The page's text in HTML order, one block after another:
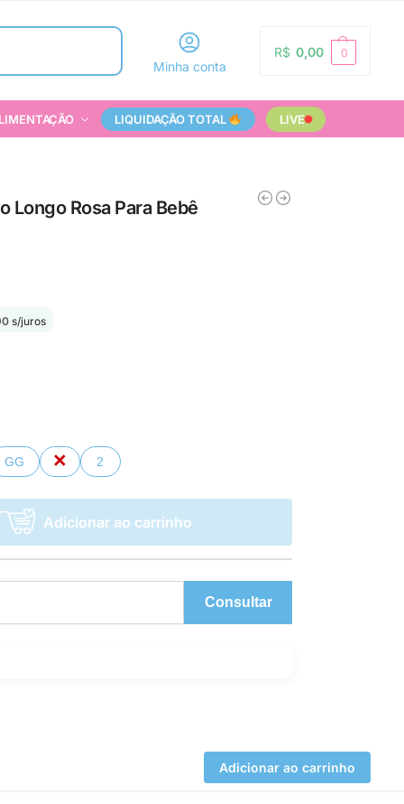
Pesquisar
Minha conta
R$ 0,00 0
LIQUIDAÇÃO TOTAL LIVE
Longo Rosa Para Bebê
s/juros
GG 1 2
Adicionar ao carrinho
Consultar
Adicionar ao carrinho